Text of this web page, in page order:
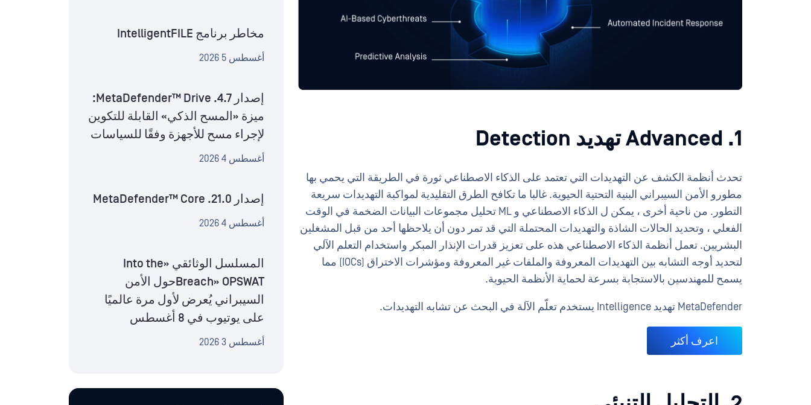
1. Advanced تهديد Detection
تحدث أنظمة الكشف عن التهديدات التي تعتمد على الذكاء الاصطناعي ثورة في الطريقة التي يحمي بها
مطورو الأمن السيبراني البنية التحتية الحيوية. غالبا ما تكافح الطرق التقليدية لمواكبة التهديدات سريعة
التطور. من ناحية أخرى ، يمكن ل الذكاء الاصطناعي و ML تحليل مجموعات البيانات الضخمة في الوقت
الفعلي ، وتحديد الحالات الشاذة والتهديدات المحتملة التي قد تمر دون أن يلاحظها أحد من قبل المشغلين
البشريين. تعمل أنظمة الذكاء الاصطناعي هذه على تعزيز قدرات الإنذار المبكر واستخدام التعلم الآلي
لتحديد أوجه التشابه بين التهديدات المعروفة والملفات غير المعروفة ومؤشرات الاختراق (IOCs) مما
يسمح للمهندسين بالاستجابة بسرعة لحماية الأنظمة الحيوية.
MetaDefender تهديد Intelligence يستخدم تعلّم الآلة في البحث عن تشابه التهديدات.
اعرف أكثر
مخاطر برنامج IntelligentFILE
أغسطس 5 2026
إصدار MetaDefender™ Drive .4.7:
ميزة «المسح الذكي» القابلة للتكوين
لإجراء مسح للأجهزة وفقًا للسياسات
أغسطس 4 2026
إصدار MetaDefender™ Core .21.0
أغسطس 4 2026
المسلسل الوثائقي «Into the
Breach» OPSWATحول الأمن
السيبراني يُعرض لأول مرة عالميًا
على يوتيوب في 8 أغسطس
أغسطس 3 2026